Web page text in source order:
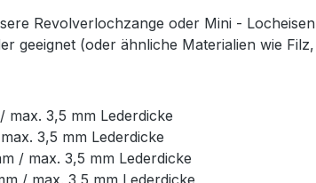
Revolverlochzange oder Mini -
geeignet (oder ähnliche Materialien wie
3,5 mm Lederdicke
3,5 mm Lederdicke
/ max. 3,5 mm Lederdicke